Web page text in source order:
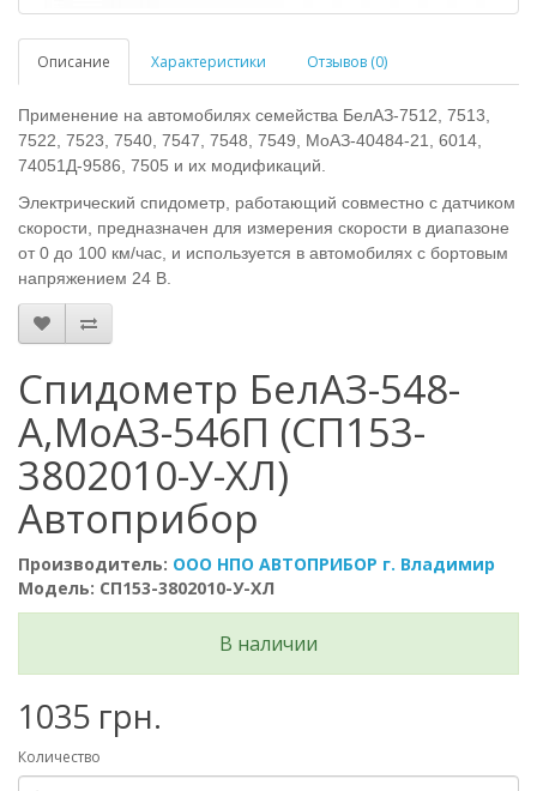
Описание Характеристики Отзывов (0)
Применение на автомобилях семейства БелАЗ-7512, 7513,
7522, 7523, 7540, 7547, 7548, 7549, МоАЗ-40484-21, 6014,
74051Д-9586, 7505 и их модификаций.
Электрический спидометр, работающий совместно с датчиком
скорости, предназначен для измерения скорости в диапазоне
от 0 до 100 км/час, и используется в автомобилях с бортовым
напряжением 24 В.
Спидометр БелАЗ-548-
А,МоАЗ-546П (СП153-
3802010-У-ХЛ)
Автоприбор
Производитель: ООО НПО АВТОПРИБОР г. Владимир
Модель: СП153-3802010-У-ХЛ
В наличии
1035 грн.
Количество